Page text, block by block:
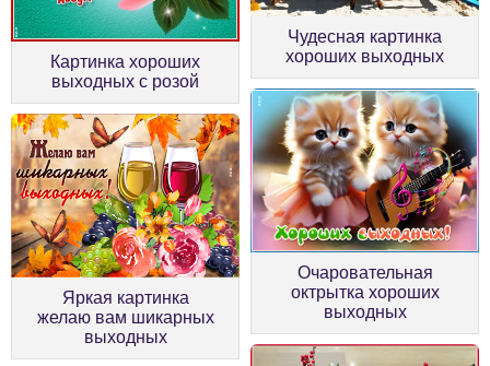
Картинка хороших
выходных с розой
Чудесная картинка
хороших выходных
Яркая картинка
желаю вам шикарных
выходных
Очаровательная
октрытка хороших
выходных